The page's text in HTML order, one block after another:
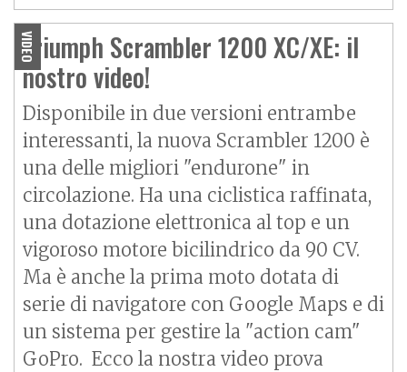
VIDEO
Triumph Scrambler 1200 XC/XE: il
nostro video!
Disponibile in due versioni entrambe
interessanti, la nuova Scrambler 1200 è
una delle migliori "endurone" in
circolazione. Ha una ciclistica raffinata,
una dotazione elettronica al top e un
vigoroso motore bicilindrico da 90 CV.
Ma è anche la prima moto dotata di
serie di navigatore con Google Maps e di
un sistema per gestire la "action cam"
GoPro. Ecco la nostra video prova